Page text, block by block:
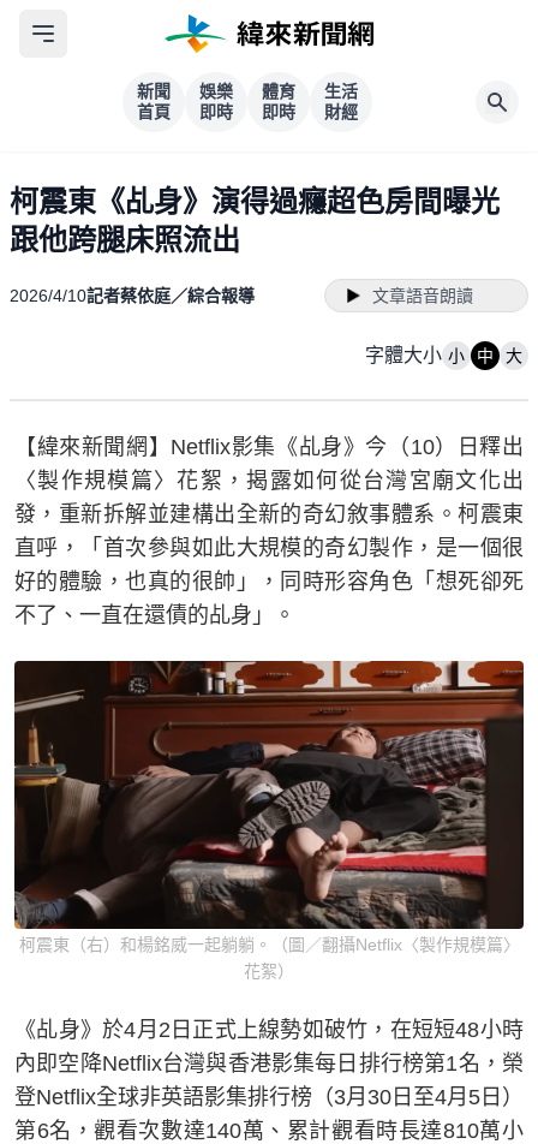
新聞
首頁
娛樂
即時
體育
即時
生活
財經
柯震東《乩身》演得過癮超色房間曝光
跟他跨腿床照流出
2026/4/10記者蔡依庭／綜合報導 文章語音朗讀
字體大小 小 中 大
【緯來新聞網】Netflix影集《乩身》今（10）日釋出
〈製作規模篇〉花絮，揭露如何從台灣宮廟文化出
發，重新拆解並建構出全新的奇幻敘事體系。柯震東
直呼，「首次參與如此大規模的奇幻製作，是一個很
好的體驗，也真的很帥」，同時形容角色「想死卻死
不了、一直在還債的乩身」。
柯震東（右）和楊銘威一起躺躺。（圖／翻攝Netflix〈製作規模篇〉
花絮）
《乩身》於4月2日正式上線勢如破竹，在短短48小時
內即空降Netflix台灣與香港影集每日排行榜第1名，榮
登Netflix全球非英語影集排行榜（3月30日至4月5日）
第6名，觀看次數達140萬、累計觀看時長達810萬小